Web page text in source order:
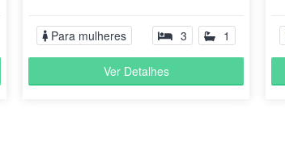
t...
Para mulheres 3 1
Ver Detalhes